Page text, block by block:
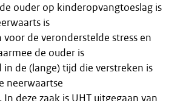
ouder op kinderopvangtoeslag is
is
voor de veronderstelde stress en
de ouder is
de (lange) tijd die verstreken is
neerwaartse
deze zaak is UHT uitgegaan van